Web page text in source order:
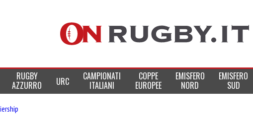
RUGBY
AZZURRO URC CAMPIONATI
ITALIANI
COPPE
EUROPEE
EMISFERO
NORD
EMISFERO
SUD